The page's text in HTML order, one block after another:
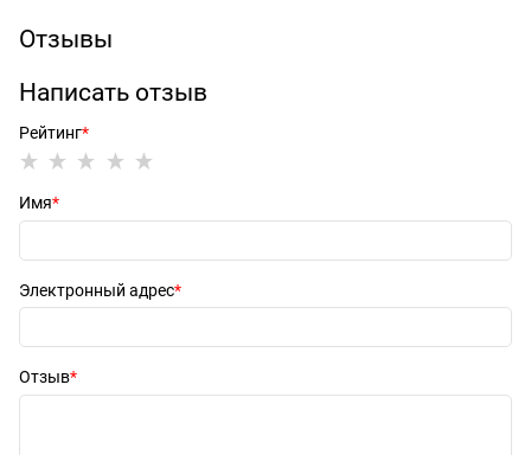
Отзывы
Написать отзыв
Рейтинг
Имя
Электронный адрес
Отзыв